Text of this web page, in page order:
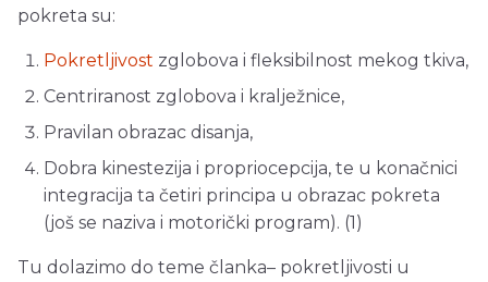
pokreta su:
Pokretljivost zglobova i fleksibilnost mekog tkiva,
Centriranost zglobova i kralježnice,
Pravilan obrazac disanja,
Dobra kinestezija i propriocepcija, te u konačnici
integracija ta četiri principa u obrazac pokreta
(još se naziva i motorički program). (1)
Tu dolazimo do teme članka– pokretljivosti u